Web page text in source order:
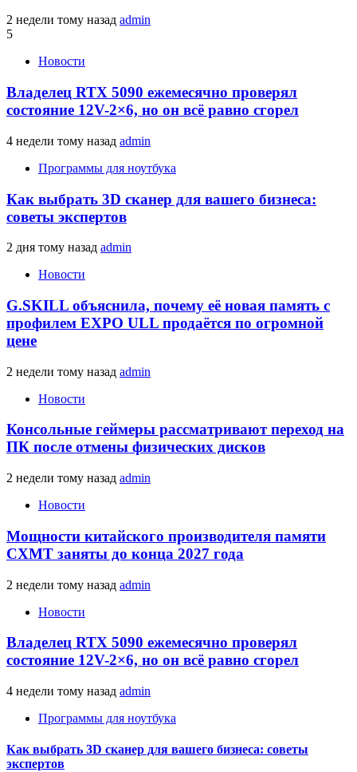
2 недели тому назад admin
5
Новости
Владелец RTX 5090 ежемесячно проверял
состояние 12V-2×6, но он всё равно сгорел
4 недели тому назад admin
Программы для ноутбука
Как выбрать 3D сканер для вашего бизнеса:
советы экспертов
2 дня тому назад admin
Новости
G.SKILL объяснила, почему её новая память с
профилем EXPO ULL продаётся по огромной
цене
2 недели тому назад admin
Новости
Консольные геймеры рассматривают переход на
ПК после отмены физических дисков
2 недели тому назад admin
Новости
Мощности китайского производителя памяти
CXMT заняты до конца 2027 года
2 недели тому назад admin
Новости
Владелец RTX 5090 ежемесячно проверял
состояние 12V-2×6, но он всё равно сгорел
4 недели тому назад admin
Программы для ноутбука
Как выбрать 3D сканер для вашего бизнеса: советы
экспертов